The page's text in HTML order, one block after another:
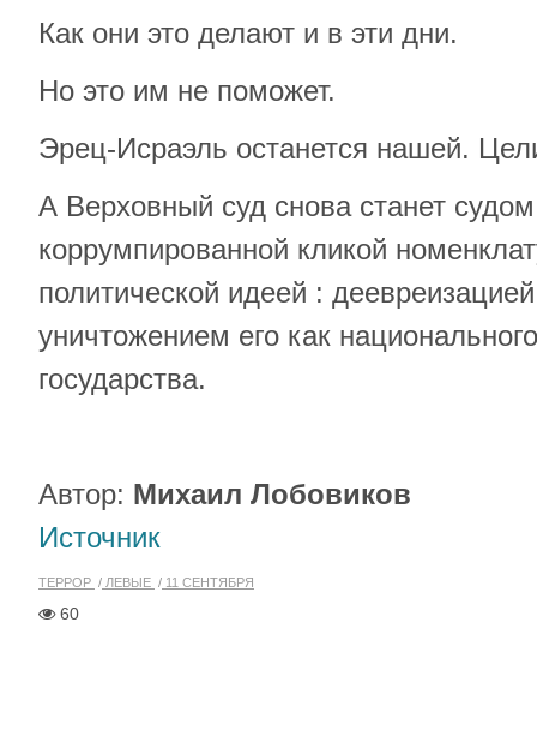
Как они это делают и в эти дни.
Но это им не поможет.
Эрец-Исраэль останется нашей.
А Верховный суд снова станет
коррумпированной кликой
политической идеей :
уничтожением его как
государства.
Автор: Михаил Лобовиков
Источник
ТЕРРОР ЛЕВЫЕ 11 СЕНТЯБРЯ
60